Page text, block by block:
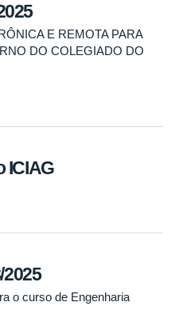
E REMOTA PARA
DO COLEGIADO DO
ICIAG
2025
o curso de Engenharia